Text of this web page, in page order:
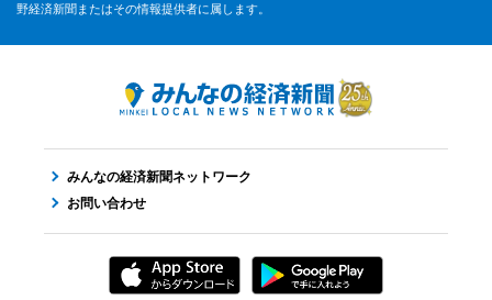
野経済新聞またはその情報提供者に属します。
みんなの経済新聞ネットワーク
お問い合わせ